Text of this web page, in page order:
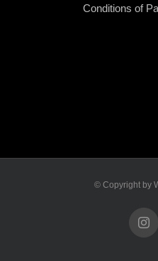
Conditions of
© Copyright by